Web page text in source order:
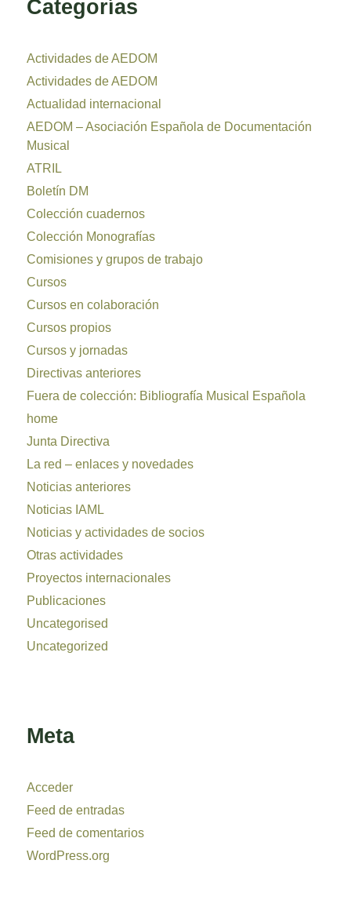
Categorías
Actividades de AEDOM
Actividades de AEDOM
Actualidad internacional
AEDOM – Asociación Española de Documentación
Musical
ATRIL
Boletín DM
Colección cuadernos
Colección Monografías
Comisiones y grupos de trabajo
Cursos
Cursos en colaboración
Cursos propios
Cursos y jornadas
Directivas anteriores
Fuera de colección: Bibliografía Musical Española
home
Junta Directiva
La red – enlaces y novedades
Noticias anteriores
Noticias IAML
Noticias y actividades de socios
Otras actividades
Proyectos internacionales
Publicaciones
Uncategorised
Uncategorized
Meta
Acceder
Feed de entradas
Feed de comentarios
WordPress.org